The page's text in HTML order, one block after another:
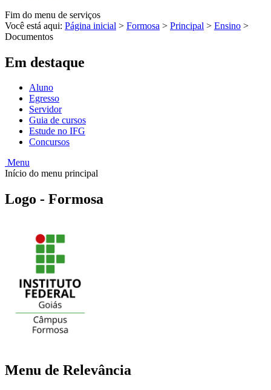
Fim do menu de serviços
Você está aqui: Página inicial > Formosa > Principal > Ensino >
Documentos
Em destaque
Aluno
Egresso
Servidor
Guia de cursos
Estude no IFG
Concursos
Menu
Início do menu principal
Logo - Formosa
Menu de Relevância